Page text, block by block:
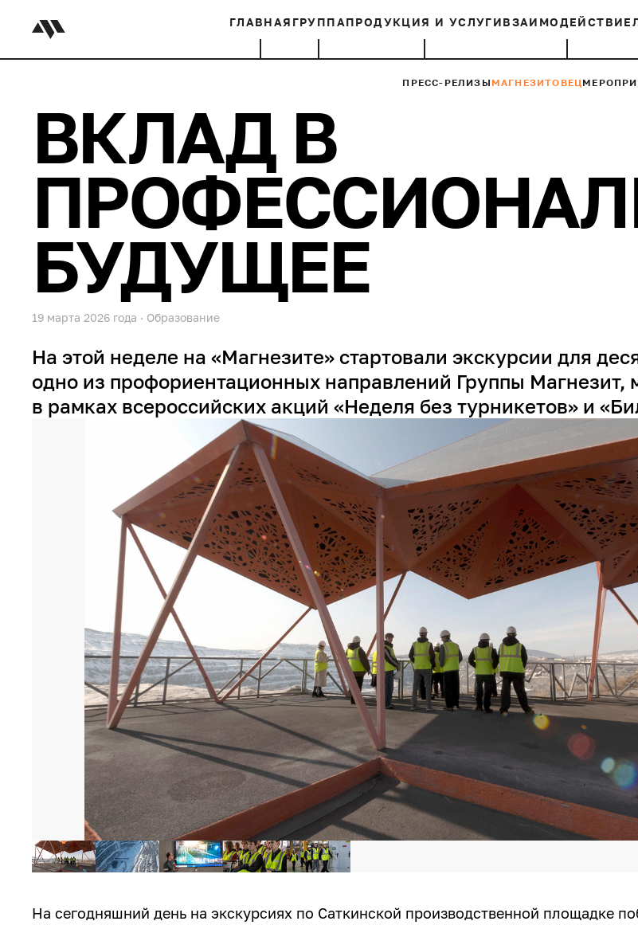
ГЛАВНАЯ ГРУППАПРОДУКЦИЯ И УСЛУГИВЗАИМОДЕЙСТВИЕ
ПРЕСС-РЕЛИЗЫ МАГНЕЗИТОВЕЦ
ВКЛАД В
БУДУЩЕЕ
19 марта 2026 года · Образование
На этой неделе на «Магнезите» стартовали экскурсии для
одно из профориентационных направлений Группы Магнезит,
в рамках всероссийских акций «Неделя без турникетов» и
На сегодняшний день на экскурсиях по Саткинской производственной площадке